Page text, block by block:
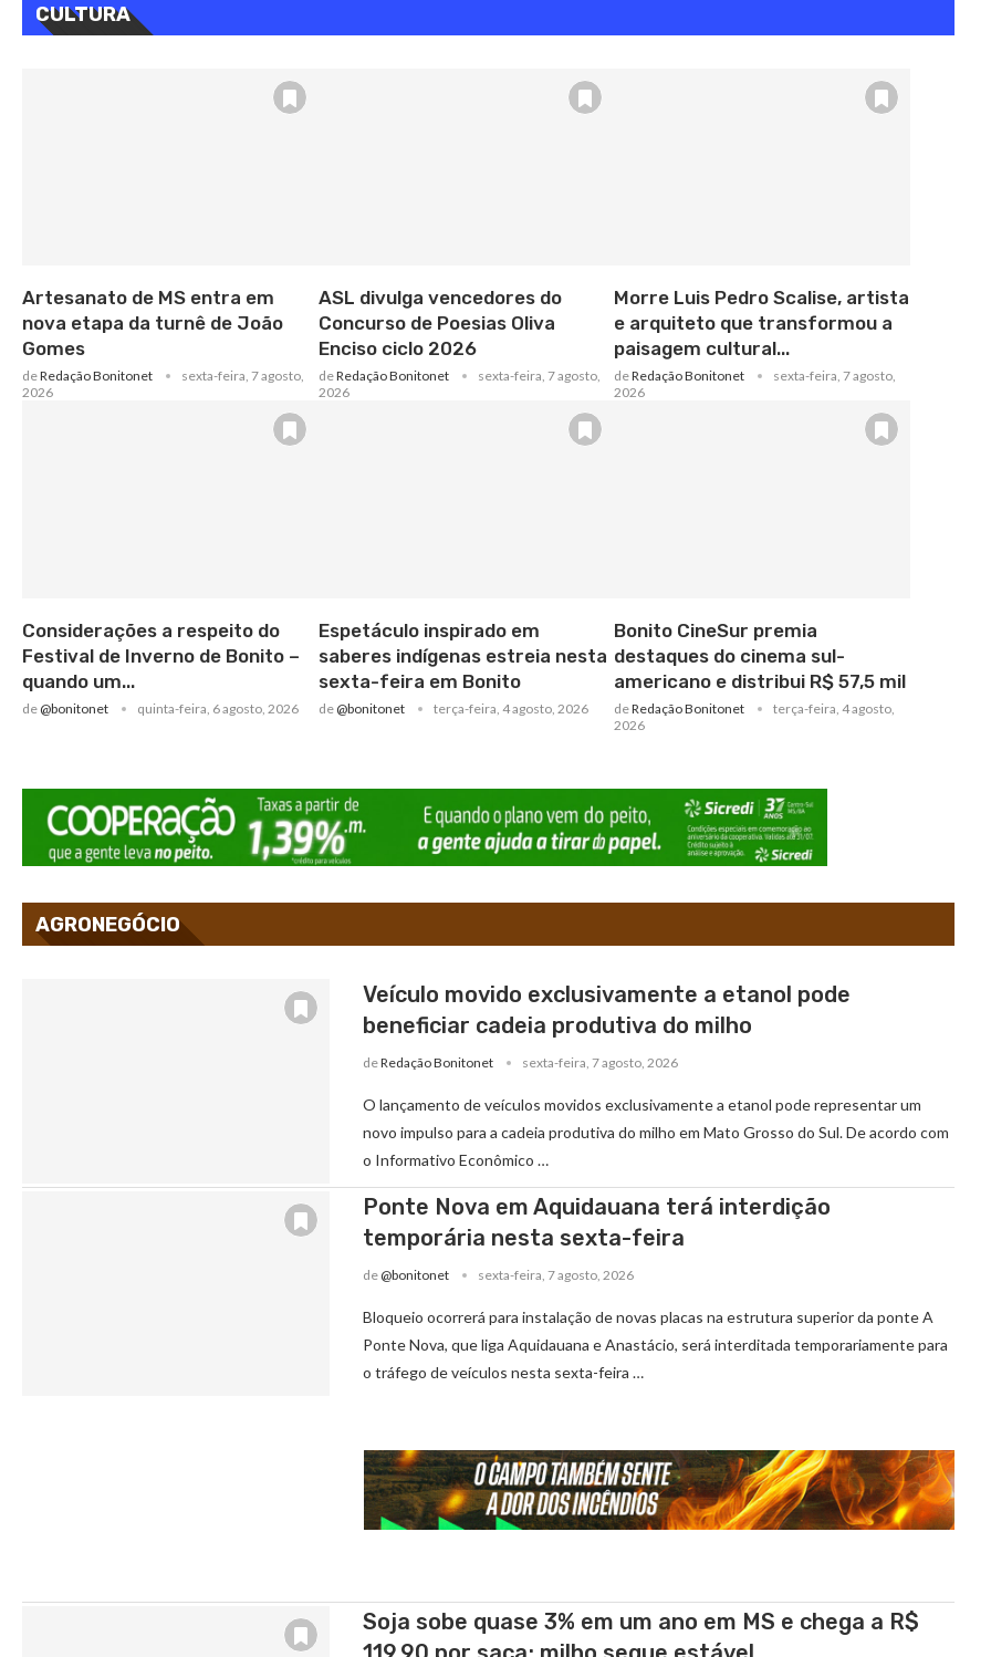
CULTURA
Artesanato de MS entra em
nova etapa da turnê de João
Gomes
deRedação Bonitonet
sexta-feira, 7 agosto,
2026
ASL divulga vencedores do
Concurso de Poesias Oliva
Enciso ciclo 2026
deRedação Bonitonet
sexta-feira, 7 agosto,
2026
Morre Luis Pedro Scalise, artista
e arquiteto que transformou a
paisagem cultural...
deRedação Bonitonet
sexta-feira, 7 agosto,
2026
Considerações a respeito do
Festival de Inverno de Bonito –
quando um...
de @bonitonet quinta-feira, 6 agosto, 2026
Espetáculo inspirado em
saberes indígenas estreia nesta
sexta-feira em Bonito
de @bonitonet terça-feira, 4 agosto, 2026
Bonito CineSur premia
destaques do cinema sul-
americano e distribui R$ 57,5 mil
deRedação Bonitonet
terça-feira, 4 agosto,
2026
AGRONEGÓCIO
Veículo movido exclusivamente a etanol pode
beneficiar cadeia produtiva do milho
deRedação Bonitonet sexta-feira, 7 agosto, 2026
O lançamento de veículos movidos exclusivamente a etanol pode representar um
novo impulso para a cadeia produtiva do milho em Mato Grosso do Sul. De acordo com
o Informativo Econômico …
Ponte Nova em Aquidauana terá interdição
temporária nesta sexta-feira
de @bonitonet sexta-feira, 7 agosto, 2026
Bloqueio ocorrerá para instalação de novas placas na estrutura superior da ponte A
Ponte Nova, que liga Aquidauana e Anastácio, será interditada temporariamente para
o tráfego de veículos nesta sexta-feira …
Soja sobe quase 3% em um ano em MS e chega a R$